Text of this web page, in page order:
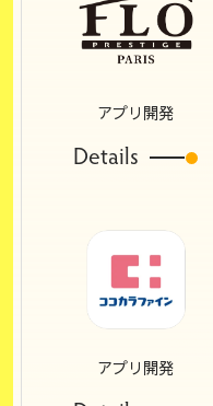
アプリ開発
Details
アプリ開発